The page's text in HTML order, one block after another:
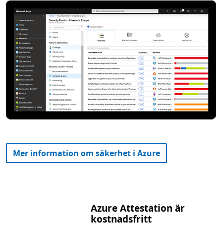
Mer information om säkerhet i Azure
Azure Attestation är
kostnadsfritt